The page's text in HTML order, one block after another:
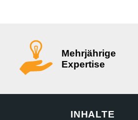
Mehrjährige
Expertise
INHALTE